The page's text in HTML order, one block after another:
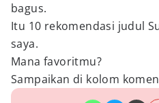
bagus.
Itu 10 rekomendasi judul
saya.
Mana favoritmu?
Sampaikan di kolom